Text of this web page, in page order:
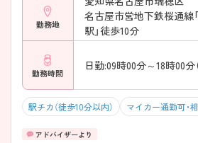
勤務地
名古屋市営地下鉄桜通線
駅」徒歩10分
勤務時間
日勤:09時00分～18時00分
駅チカ（徒歩10分以内） マイカー通勤可・